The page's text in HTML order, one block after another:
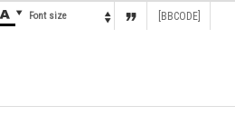
  Font size   [BBCODE]